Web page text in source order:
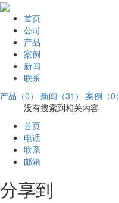
首页
公司
产品
案例
新闻
联系
产品（0）
新闻（31）
案例（0）
没有搜索到相关内容
首页
电话
联系
邮箱
分享到